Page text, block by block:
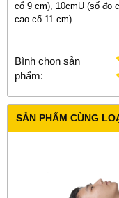
cổ 9 cm), 10cmU (số đo
cao cổ 11 cm)
Bình chọn sản
phẩm:
SẢN PHẨM CÙNG